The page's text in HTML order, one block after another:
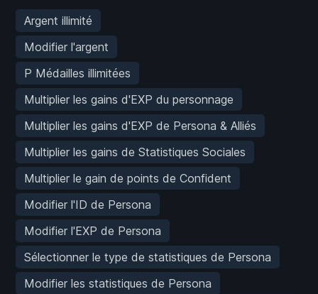
Argent illimité
Modifier l'argent
P Médailles illimitées
Multiplier les gains d'EXP du personnage
Multiplier les gains d'EXP de Persona & Alliés
Multiplier les gains de Statistiques Sociales
Multiplier le gain de points de Confident
Modifier l'ID de Persona
Modifier l'EXP de Persona
Sélectionner le type de statistiques de Persona
Modifier les statistiques de Persona